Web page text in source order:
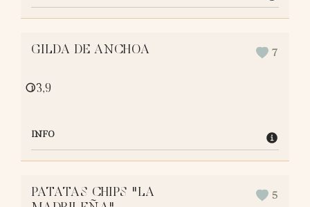
GILDA DE ANCHOA 7
1
○3,9
INFO
PATATAS CHIPS "LA
5